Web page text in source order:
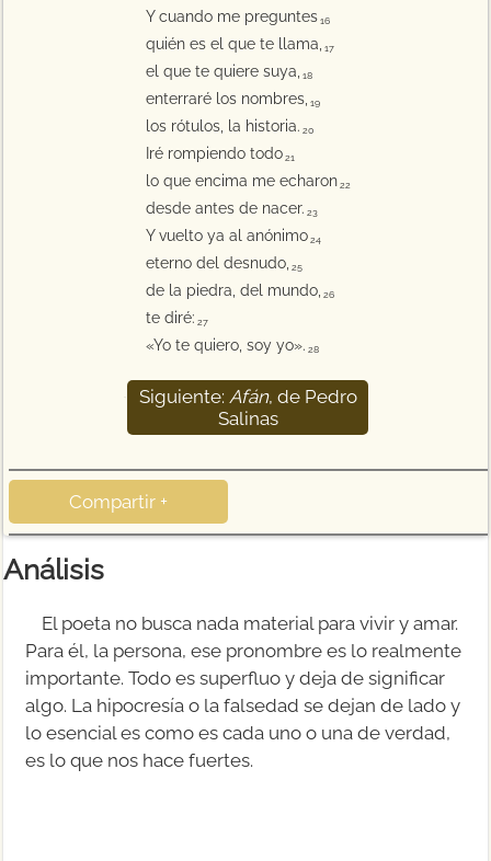
Y cuando me preguntes 16
quién es el que te llama, 17
el que te quiere suya, 18
enterraré los nombres, 19
los rótulos, la historia. 20
Iré rompiendo todo 21
lo que encima me echaron 22
desde antes de nacer. 23
Y vuelto ya al anónimo 24
eterno del desnudo, 25
de la piedra, del mundo, 26
te diré: 27
«Yo te quiero, soy yo». 28
Siguiente: Afán, de Pedro
Salinas
Compartir +
Análisis
El poeta no busca nada material para vivir y amar.
Para él, la persona, ese pronombre es lo realmente
importante. Todo es superfluo y deja de significar
algo. La hipocresía o la falsedad se dejan de lado y
lo esencial es como es cada uno o una de verdad,
es lo que nos hace fuertes.